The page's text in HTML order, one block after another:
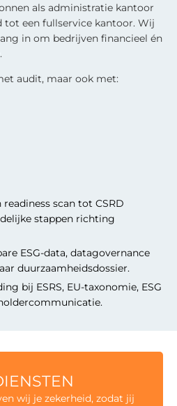
als administratie kantoor
een fullservice kantoor. Wij
in om bedrijven financieel én
audit, maar ook met:
scan tot CSRD
stappen richting
ESG-data, datagovernance
duurzaamheidsdossier.
bij ESRS, EU-taxonomie, ESG
wij je zekerheid, zodat jij